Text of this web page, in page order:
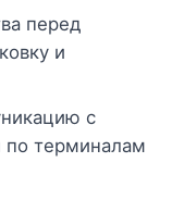
перед
и
с
по терминалам